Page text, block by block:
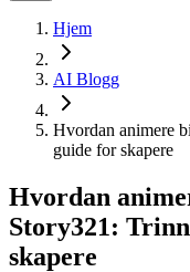
Hjem
AI Blogg
Hvordan animere
guide for skapere
Hvordan
Story321:
skapere